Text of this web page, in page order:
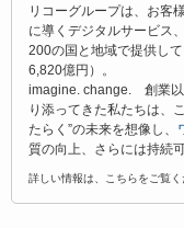
リコーグループは、お客
に導くデジタルサービス
200の国と地域で提供し
6,820億円）。
imagine. change. 創業以
り添ってきた私たちは、
たらく”の未来を想像し、
質の向上、さらには持続
詳しい情報は、こちらをご覧く